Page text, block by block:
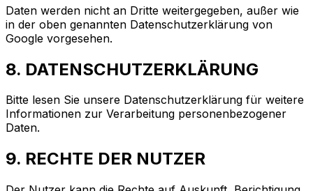
Daten werden nicht an Dritte weitergegeben, außer wie
in der oben genannten Datenschutzerklärung von
Google vorgesehen.
8. DATENSCHUTZERKLÄRUNG
Bitte lesen Sie unsere Datenschutzerklärung für weitere
Informationen zur Verarbeitung personenbezogener
Daten.
9. RECHTE DER NUTZER